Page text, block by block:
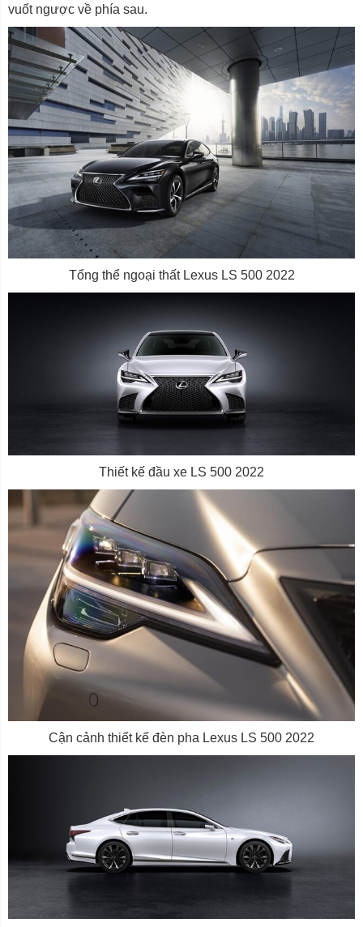
vuốt ngược về phía sau.
Tổng thể ngoại thất Lexus LS 500 2022
Thiết kế đầu xe LS 500 2022
Cận cảnh thiết kế đèn pha Lexus LS 500 2022